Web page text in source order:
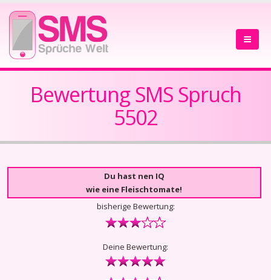
Bewertung SMS Spruch
5502
Du hast nen IQ
wie eine Fleischtomate!
bisherige Bewertung:
Deine Bewertung: